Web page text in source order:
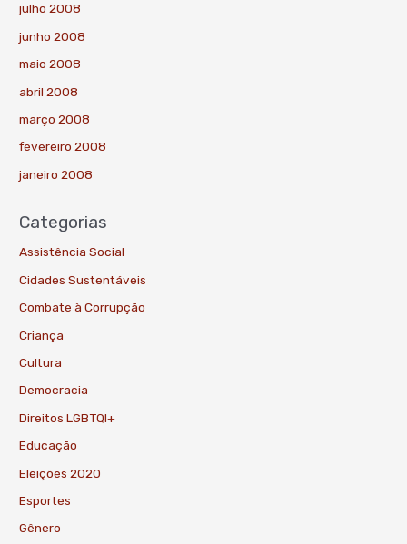
julho 2008
junho 2008
maio 2008
abril 2008
março 2008
fevereiro 2008
janeiro 2008
Categorias
Assistência Social
Cidades Sustentáveis
Combate à Corrupção
Criança
Cultura
Democracia
Direitos LGBTQI+
Educação
Eleições 2020
Esportes
Gênero